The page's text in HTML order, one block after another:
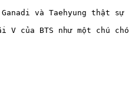
Ganadi và Taehyung thật sự
V của BTS như một chú